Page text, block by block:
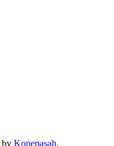
by Kopepasah.